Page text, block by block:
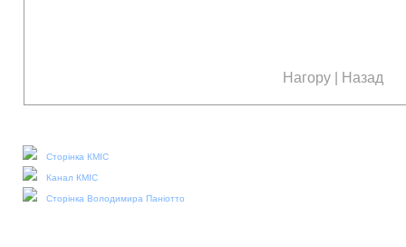
Нагору | Назад
Сторінка КМІС
Канал КМІС
Сторінка Володимира Паніотто